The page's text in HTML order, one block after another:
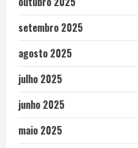
setembro 2025
agosto 2025
julho 2025
junho 2025
maio 2025